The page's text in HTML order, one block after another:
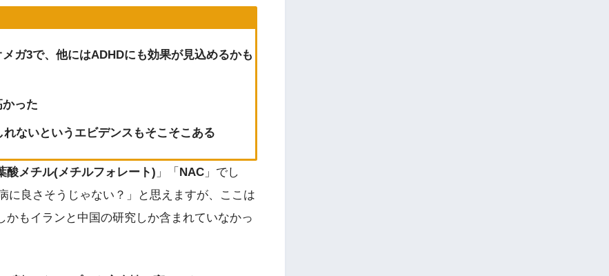
ガ3で、他にはADHDにも効果が見込めるかも
った
ないというエビデンスもそこそこある
酸メチル(メチルフォレート) 」「 NAC 」でし
に良さそうじゃない？」と思えますが、ここは
もイランと中国の研究しか含まれていなかっ